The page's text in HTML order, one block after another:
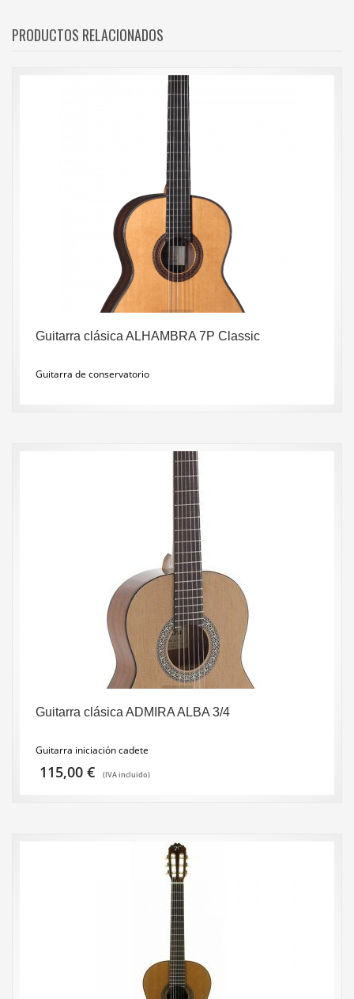
PRODUCTOS RELACIONADOS
Guitarra clásica ALHAMBRA 7P Classic
Guitarra de conservatorio
Guitarra clásica ADMIRA ALBA 3/4
Guitarra iniciación cadete
115,00 € (IVA incluido)